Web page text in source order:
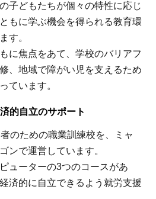
子どもたちが個々の特性に応じ
もに学ぶ機会を得られる教育環
す。
に焦点をあて、学校のバリアフ
、地域で障がい児を支えるため
ています。
的自立のサポート
のための職業訓練校を、ミャ
ンで運営しています。
ューターの3つのコースがあ
済的に自立できるよう就労支援